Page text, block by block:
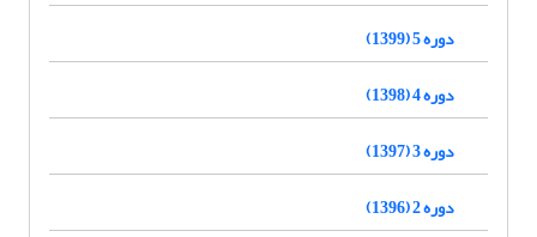
دوره 5 (1399)
دوره 4 (1398)
دوره 3 (1397)
دوره 2 (1396)